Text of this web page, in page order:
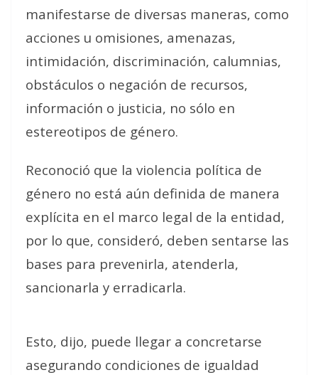
manifestarse de diversas maneras, como
acciones u omisiones, amenazas,
intimidación, discriminación, calumnias,
obstáculos o negación de recursos,
información o justicia, no sólo en
estereotipos de género.
Reconoció que la violencia política de
género no está aún definida de manera
explícita en el marco legal de la entidad,
por lo que, consideró, deben sentarse las
bases para prevenirla, atenderla,
sancionarla y erradicarla.
Esto, dijo, puede llegar a concretarse
asegurando condiciones de igualdad